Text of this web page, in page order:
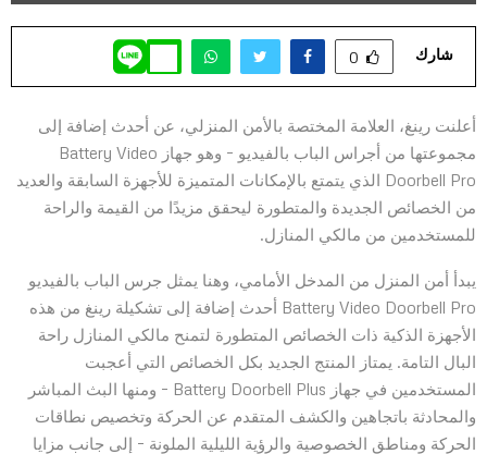
شارك 0
أعلنت رينغ، العلامة المختصة بالأمن المنزلي، عن أحدث إضافة إلى
مجموعتها من أجراس الباب بالفيديو – وهو جهاز Battery Video
Doorbell Pro الذي يتمتع بالإمكانات المتميزة للأجهزة السابقة والعديد
من الخصائص الجديدة والمتطورة ليحقق مزيدًا من القيمة والراحة
للمستخدمين من مالكي المنازل.
يبدأ أمن المنزل من المدخل الأمامي، وهنا يمثل جرس الباب بالفيديو
Battery Video Doorbell Pro أحدث إضافة إلى تشكيلة رينغ من هذه
الأجهزة الذكية ذات الخصائص المتطورة لتمنح مالكي المنازل راحة
البال التامة. يمتاز المنتج الجديد بكل الخصائص التي أعجبت
المستخدمين في جهاز Battery Doorbell Plus – ومنها البث المباشر
والمحادثة باتجاهين والكشف المتقدم عن الحركة وتخصيص نطاقات
الحركة ومناطق الخصوصية والرؤية الليلية الملونة – إلى جانب مزايا